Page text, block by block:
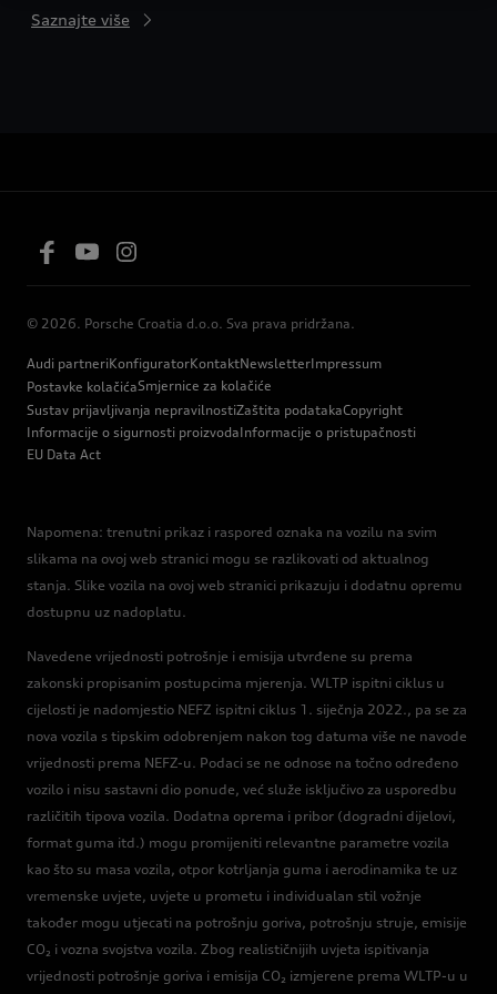
Saznajte više
© 2026. Porsche Croatia d.o.o. Sva prava pridržana.
Audi partneriKonfiguratorKontaktNewsletterImpressum
Postavke kolačićaSmjernice za kolačiće
Sustav prijavljivanja nepravilnostiZaštita podatakaCopyright
Informacije o sigurnosti proizvodaInformacije o pristupačnosti
EU Data Act
Napomena: trenutni prikaz i raspored oznaka na vozilu na svim
slikama na ovoj web stranici mogu se razlikovati od aktualnog
stanja. Slike vozila na ovoj web stranici prikazuju i dodatnu opremu
dostupnu uz nadoplatu.
Navedene vrijednosti potrošnje i emisija utvrđene su prema
zakonski propisanim postupcima mjerenja. WLTP ispitni ciklus u
cijelosti je nadomjestio NEFZ ispitni ciklus 1. siječnja 2022., pa se za
nova vozila s tipskim odobrenjem nakon tog datuma više ne navode
vrijednosti prema NEFZ-u. Podaci se ne odnose na točno određeno
vozilo i nisu sastavni dio ponude, već služe isključivo za usporedbu
različitih tipova vozila. Dodatna oprema i pribor (dogradni dijelovi,
format guma itd.) mogu promijeniti relevantne parametre vozila
kao što su masa vozila, otpor kotrljanja guma i aerodinamika te uz
vremenske uvjete, uvjete u prometu i individualan stil vožnje
također mogu utjecati na potrošnju goriva, potrošnju struje, emisije
CO₂ i vozna svojstva vozila. Zbog realističnijih uvjeta ispitivanja
vrijednosti potrošnje goriva i emisija CO₂ izmjerene prema WLTP-u u